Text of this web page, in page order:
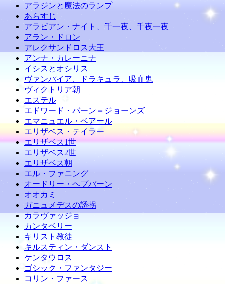
アラジンと魔法のランプ
あらすじ
アラビアン・ナイト、千一夜、千夜一夜
アラン・ドロン
アレクサンドロス大王
アンナ・カレーニナ
イシスとオシリス
ヴァンパイア、ドラキュラ、吸血鬼
ヴィクトリア朝
エステル
エドワード・バーン＝ジョーンズ
エマニュエル・ベアール
エリザベス・テイラー
エリザベス1世
エリザベス2世
エリザベス朝
エル・ファニング
オードリー・ヘプバーン
オオカミ
ガニュメデスの誘拐
カラヴァッジョ
カンタベリー
キリスト教徒
キルスティン・ダンスト
ケンタウロス
ゴシック・ファンタジー
コリン・ファース